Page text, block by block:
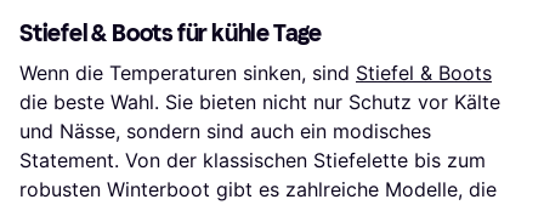
Stiefel & Boots für kühle Tage
Wenn die Temperaturen sinken, sind Stiefel & Boots
die beste Wahl. Sie bieten nicht nur Schutz vor Kälte
und Nässe, sondern sind auch ein modisches
Statement. Von der klassischen Stiefelette bis zum
robusten Winterboot gibt es zahlreiche Modelle, die